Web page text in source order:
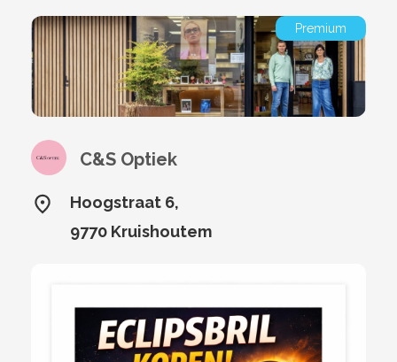
Premium
C&S Optiek
Hoogstraat 6,
9770 Kruishoutem